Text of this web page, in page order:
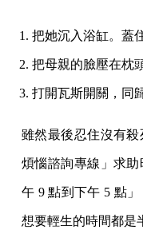
把她沉入浴缸。蓋
把母親的臉壓在枕
打開瓦斯開關，同
雖然最後忍住沒有
煩惱諮詢專線」求
午 9 點到下午 5 點
想要輕生的時間都是